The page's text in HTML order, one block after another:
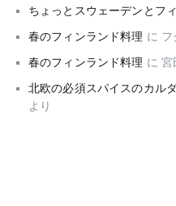
ちょっとスウェーデンとフ
春のフィンランド料理 に フ
春のフィンランド料理 に宮
北欧の必須スパイスのカル
より